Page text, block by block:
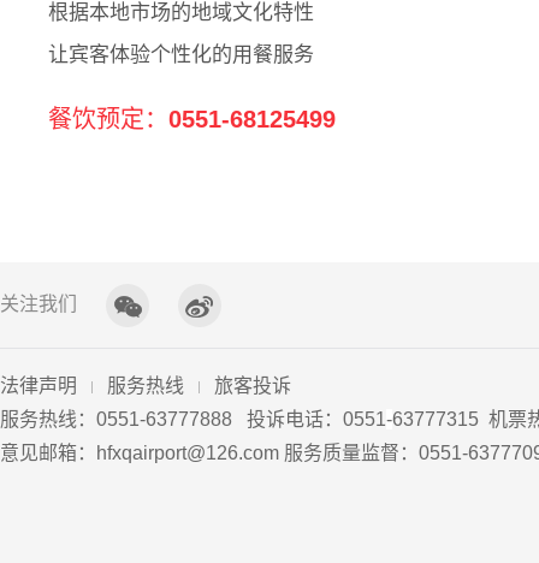
根据本地市场的地域文化特性
让宾客体验个性化的用餐服务
餐饮预定： 0551-68125499
关注我们
法律声明 服务热线
旅客投诉
服务热线：0551-63777888 投诉电话：0551-63777315 机票
意见邮箱：hfxqairport@126.com 服务质量监督：0551-